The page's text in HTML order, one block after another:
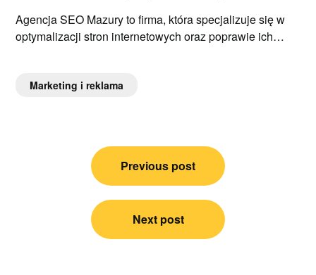
Agencja SEO Mazury to firma, która specjalizuje się w
optymalizacji stron internetowych oraz poprawie ich…
Marketing i reklama
Nawigacja
Previous post
Next post